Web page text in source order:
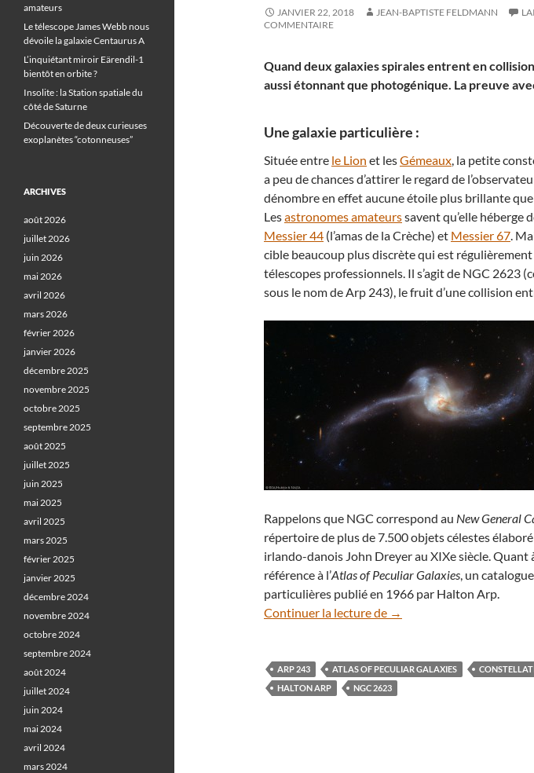
JANVIER 22, 2018 JEAN-BAPTISTE FELDMANN
COMMENTAIRE
Quand deux galaxies spirales entrent en
aussi étonnant que photogénique. La preuve
Une galaxie particulière :
Située entre le Lion et lesGémeaux, la petite
a peu de chances d’attirer le regard de
dénombre en effet aucune étoile plus brillante
Lesastronomes amateurssavent qu’elle héberge
Messier 44 (l’amas de la Crèche) et Messier 67.
cible beaucoup plus discrète qui est
télescopes professionnels. Il s’agit de NGC 2623
sous le nom de Arp 243), le fruit d’une collision
Rappelons que NGC correspond au New General
répertoire de plus de 7.500 objets célestes
irlando-danois John Dreyer au XIXe siècle. Quant
référence à l’Atlas of Peculiar Galaxies, un
particulières publié en 1966 par Halton Arp.
Continuer la lecture de Arp 243 est le
→
ARP 243 ATLAS OF PECULIAR GALAXIES
HALTON ARP
NGC 2623
amateurs
Le télescope James Webb nous
dévoile la galaxie Centaurus A
L’inquiétant miroir Eärendil-1
bientôt en orbite ?
Insolite : la Station spatiale du
côté de Saturne
Découverte de deux curieuses
exoplanètes “cotonneuses”
ARCHIVES
août 2026
juillet 2026
juin 2026
mai 2026
avril 2026
mars 2026
février 2026
janvier 2026
décembre 2025
novembre 2025
octobre 2025
septembre 2025
août 2025
juillet 2025
juin 2025
mai 2025
avril 2025
mars 2025
février 2025
janvier 2025
décembre 2024
novembre 2024
octobre 2024
septembre 2024
août 2024
juillet 2024
juin 2024
mai 2024
avril 2024
mars 2024